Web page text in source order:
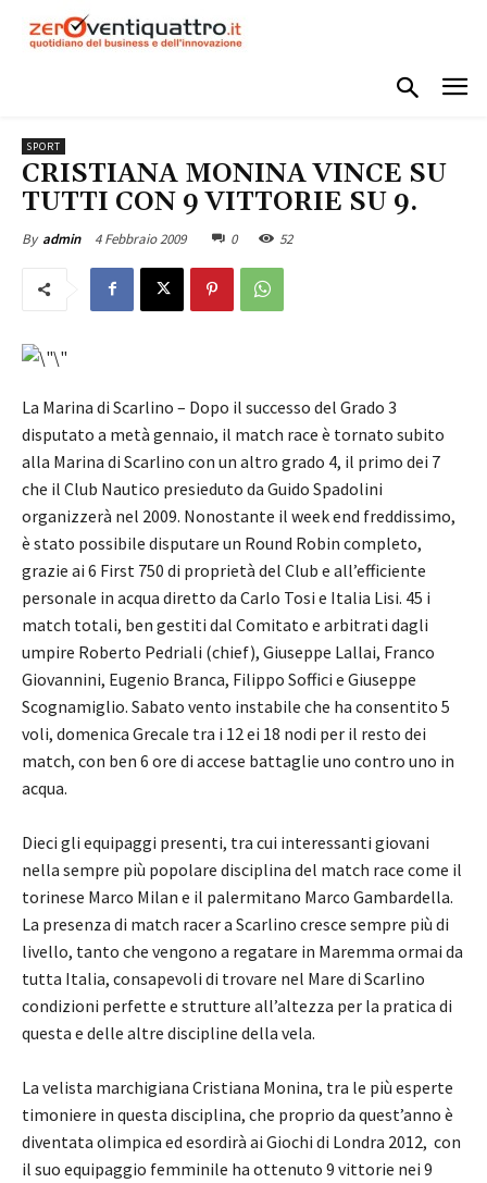
SPORT
CRISTIANA MONINA VINCE SU
TUTTI CON 9 VITTORIE SU 9.
By admin 4 Febbraio 2009 0 52
La Marina di Scarlino – Dopo il successo del Grado 3
disputato a metà gennaio, il match race è tornato subito
alla Marina di Scarlino con un altro grado 4, il primo dei 7
che il Club Nautico presieduto da Guido Spadolini
organizzerà nel 2009. Nonostante il week end freddissimo,
è stato possibile disputare un Round Robin completo,
grazie ai 6 First 750 di proprietà del Club e all’efficiente
personale in acqua diretto da Carlo Tosi e Italia Lisi. 45 i
match totali, ben gestiti dal Comitato e arbitrati dagli
umpire Roberto Pedriali (chief), Giuseppe Lallai, Franco
Giovannini, Eugenio Branca, Filippo Soffici e Giuseppe
Scognamiglio. Sabato vento instabile che ha consentito 5
voli, domenica Grecale tra i 12 ei 18 nodi per il resto dei
match, con ben 6 ore di accese battaglie uno contro uno in
acqua.
Dieci gli equipaggi presenti, tra cui interessanti giovani
nella sempre più popolare disciplina del match race come il
torinese Marco Milan e il palermitano Marco Gambardella.
La presenza di match racer a Scarlino cresce sempre più di
livello, tanto che vengono a regatare in Maremma ormai da
tutta Italia, consapevoli di trovare nel Mare di Scarlino
condizioni perfette e strutture all’altezza per la pratica di
questa e delle altre discipline della vela.
La velista marchigiana Cristiana Monina, tra le più esperte
timoniere in questa disciplina, che proprio da quest’anno è
diventata olimpica ed esordirà ai Giochi di Londra 2012, con
il suo equipaggio femminile ha ottenuto 9 vittorie nei 9